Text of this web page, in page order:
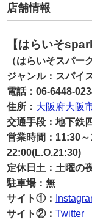
店舗情報
【はらいそ
（はらいそスパー
ジャンル：スパイ
電話：06-6448-
住所： 大阪府大阪
交通手段：地下鉄
営業時間：11:30
22:00(L.O.21:30)
定休日土：土曜の
駐車場：無
サイト①：
サイト②：Twitter